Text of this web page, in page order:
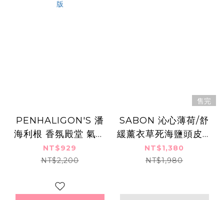
PENHALIGON'S 潘
海利根 香氛殿堂 氣味
圖書館禮盒 Scent
Library(2mlX8)-新
NT$929
NT$2,200
售完
SABON 沁心薄荷/舒
緩薰衣草死海鹽頭皮磨
砂膏(300g)-國際航空
版-多款
NT$1,380
NT$1,980